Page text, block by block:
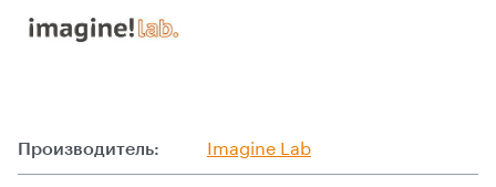
Производитель: Imagine Lab